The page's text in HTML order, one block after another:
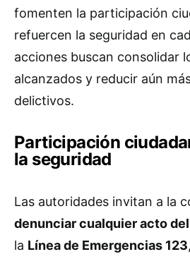
fomenten la participación
refuercen la seguridad en
acciones buscan consolidar
alcanzados y reducir aún
delictivos.
Participación
la seguridad
Las autoridades invitan a la
denunciar cualquier acto
la Línea de Emergencias 123